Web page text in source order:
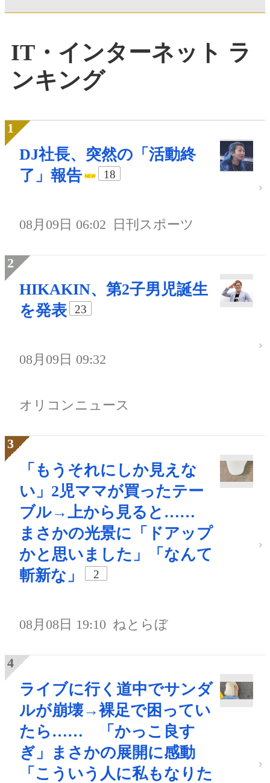
IT・インターネット ラ
ンキング
DJ社長、突然の「活動終
了」報告
18
08月09日 06:02 日刊スポーツ
HIKAKIN、第2子男児誕生
を発表
23
08月09日 09:32
オリコンニュース
「もうそれにしか見えな
い」2児ママが買ったテー
ブル→上から見ると……
まさかの光景に「ドアップ
かと思いました」「なんて
斬新な」
2
08月08日 19:10 ねとらぼ
ライブに行く道中でサンダ
ルが崩壊→裸足で困ってい
たら…… 「かっこ良す
ぎ」まさかの展開に感動
「こういう人に私もなりた